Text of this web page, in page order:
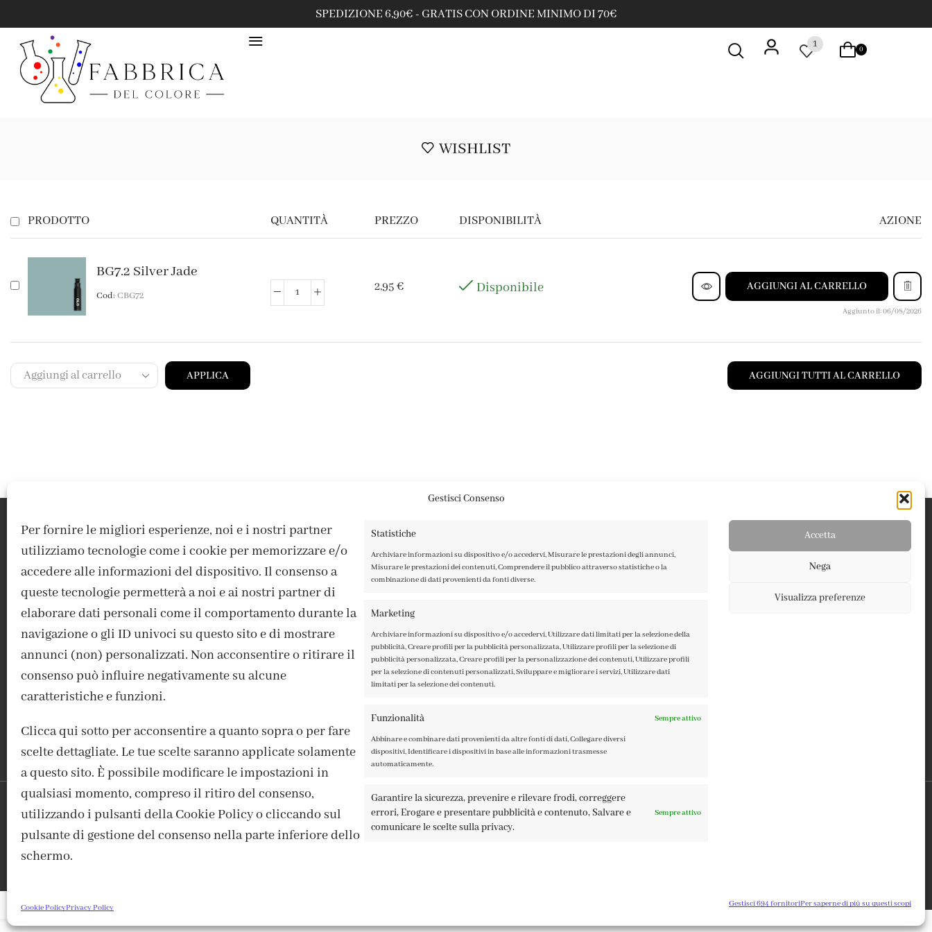
Gestisci Consenso
Per fornire le migliori esperienze, noi e i nostri partner
utilizziamo tecnologie come i cookie per memorizzare e/o
accedere alle informazioni del dispositivo. Il consenso a
queste tecnologie permetterà a noi e ai nostri partner di
elaborare dati personali come il comportamento durante la
navigazione o gli ID univoci su questo sito e di mostrare
annunci (non) personalizzati. Non acconsentire o ritirare il
consenso può influire negativamente su alcune
caratteristiche e funzioni.
Clicca qui sotto per acconsentire a quanto sopra o per fare
scelte dettagliate. Le tue scelte saranno applicate solamente
a questo sito. È possibile modificare le impostazioni in
qualsiasi momento, compreso il ritiro del consenso,
utilizzando i pulsanti della Cookie Policy o cliccando sul
pulsante di gestione del consenso nella parte inferiore dello
schermo.
Statistiche
Archiviare informazioni su dispositivo e/o accedervi, Misurare le prestazioni degli annunci,
Misurare le prestazioni dei contenuti, Comprendere il pubblico attraverso statistiche o la
combinazione di dati provenienti da fonti diverse.
Marketing
Archiviare informazioni su dispositivo e/o accedervi, Utilizzare dati limitati per la selezione della
pubblicità, Creare profili per la pubblicità personalizzata, Utilizzare profili per la selezione di
pubblicità personalizzata, Creare profili per la personalizzazione dei contenuti, Utilizzare profili
per la selezione di contenuti personalizzati, Sviluppare e migliorare i servizi, Utilizzare dati
limitati per la selezione dei contenuti.
Funzionalità Sempre attivo
Abbinare e combinare dati provenienti da altre fonti di dati, Collegare diversi
dispositivi, Identificare i dispositivi in base alle informazioni trasmesse
automaticamente.
Garantire la sicurezza, prevenire e rilevare frodi, correggere
errori, Erogare e presentare pubblicità e contenuto, Salvare e
comunicare le scelte sulla privacy.
Sempre attivo
Gestisci 694 fornitoriPer saperne di più su questi scopi
Accetta
Nega
Visualizza preferenze
Cookie PolicyPrivacy Policy
SPEDIZIONE 6,90€ - GRATIS CON ORDINE MINIMO DI 70€
1 0
WISHLIST
PRODOTTO QUANTITÀ PREZZO DISPONIBILITÀ AZIONE
BG7.2 Silver Jade
Cod: CBG72
2,95€ Disponibile AGGIUNGI AL CARRELLO
Aggiunto il: 06/08/2026
APPLICA AGGIUNGI TUTTI AL CARRELLO
ISCRIVITI ALLA NEWSLETTER
FABBRICA DEL COLORE, VIA TAGLIAMENTO 13, 23900 LECCO – ©ABRALUX SRL P.IVA 01504540137 | DESIGN BY